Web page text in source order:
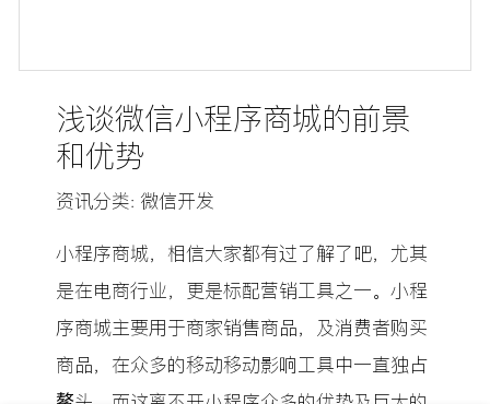
浅谈微信小程序商城的前景
和优势
资讯分类: 微信开发
​小程序商城，相信大家都有过了解了吧，尤其
是在电商行业，更是标配营销工具之一。小程
序商城主要用于商家销售商品，及消费者购买
商品，在众多的移动移动影响工具中一直独占